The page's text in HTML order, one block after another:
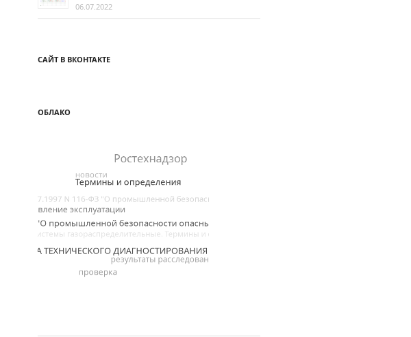
06.07.2022
САЙТ В ВКОНТАКТЕ
ОБЛАКО